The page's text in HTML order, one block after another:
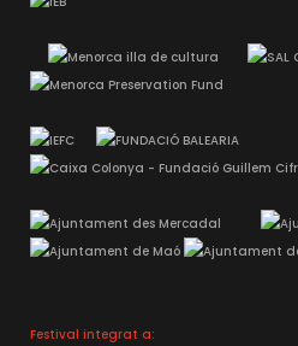
Festival integrat a: